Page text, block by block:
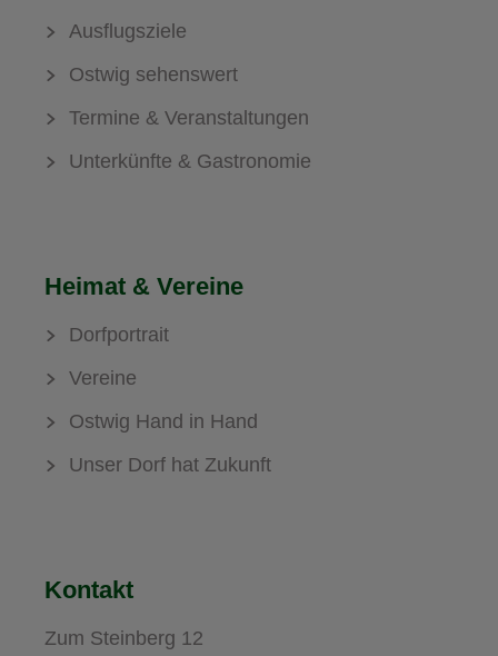
Ausflugsziele
Ostwig sehenswert
Termine & Veranstaltungen
Unterkünfte & Gastronomie
Heimat & Vereine
Dorfportrait
Vereine
Ostwig Hand in Hand
Unser Dorf hat Zukunft
Kontakt
Zum Steinberg 12